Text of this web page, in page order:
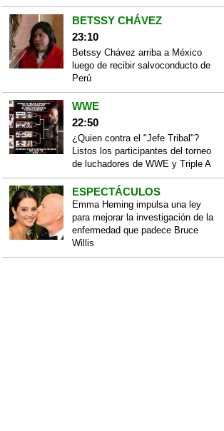
BETSSY CHÁVEZ
23:10
Betssy Chávez arriba a México
luego de recibir salvoconducto de
Perú
WWE
22:50
¿Quien contra el "Jefe Tribal"?
Listos los participantes del torneo
de luchadores de WWE y Triple A
ESPECTÁCULOS
Emma Heming impulsa una ley
para mejorar la investigación de la
enfermedad que padece Bruce
Willis